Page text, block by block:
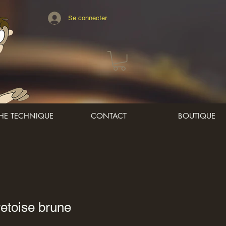
Se connecter
TECHNIQUE CONTACT BOUTIQUE
brune